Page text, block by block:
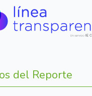
del Reporte